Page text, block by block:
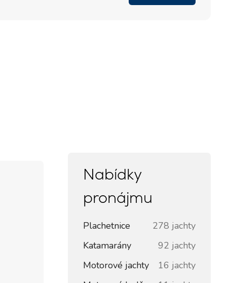
Nabídky
pronájmu
Plachetnice
278 jachty
Katamarány
92 jachty
Motorové jachty
16 jachty